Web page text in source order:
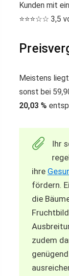
Kunden mit
⭐️⭐️⭐️☆☆ 3,5
Meistens
sonst bei
20,03 %
Ihr
ihre
fördern.
die
zudem